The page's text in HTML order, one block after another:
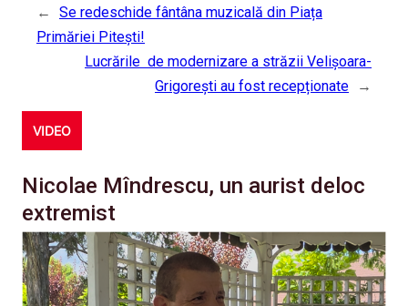
←
Se redeschide fântâna muzicală din Piața
Primăriei Pitești!
Lucrările de modernizare a străzii Velișoara-
Grigorești au fost recepționate
→
VIDEO
Nicolae Mîndrescu, un aurist deloc
extremist